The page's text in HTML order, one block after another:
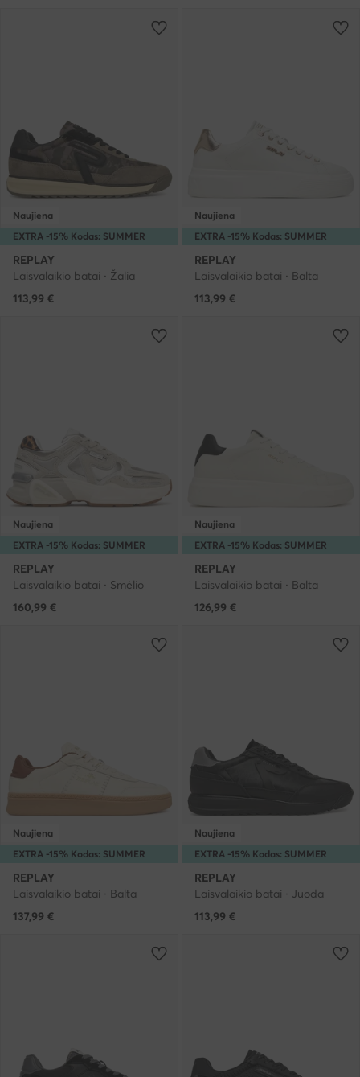
EXTRA -15% Kodas: SUMMER
Naujiena
REPLAY
Laisvalaikio batai · Žalia
113,99 €
EXTRA -15% Kodas: SUMMER
Naujiena
REPLAY
Laisvalaikio batai · Balta
113,99 €
EXTRA -15% Kodas: SUMMER
Naujiena
REPLAY
Laisvalaikio batai · Smėlio
160,99 €
EXTRA -15% Kodas: SUMMER
Naujiena
REPLAY
Laisvalaikio batai · Balta
126,99 €
EXTRA -15% Kodas: SUMMER
Naujiena
REPLAY
Laisvalaikio batai · Balta
137,99 €
EXTRA -15% Kodas: SUMMER
Naujiena
REPLAY
Laisvalaikio batai · Juoda
113,99 €